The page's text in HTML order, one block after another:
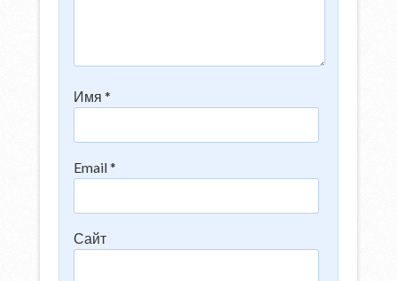
Имя*
Email*
Сайт